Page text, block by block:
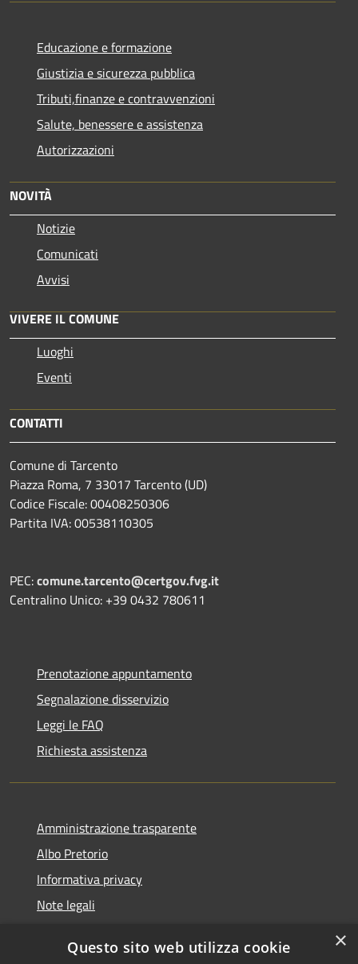
Educazione e formazione
Giustizia e sicurezza pubblica
Tributi,finanze e contravvenzioni
Salute, benessere e assistenza
Autorizzazioni
NOVITÀ
Notizie
Comunicati
Avvisi
VIVERE IL COMUNE
Luoghi
Eventi
CONTATTI
Comune di Tarcento
Piazza Roma, 7 33017 Tarcento (UD)
Codice Fiscale: 00408250306
Partita IVA: 00538110305
PEC:comune.tarcento@certgov.fvg.it
Centralino Unico: +39 0432 780611
Prenotazione appuntamento
Segnalazione disservizio
Leggi le FAQ
Richiesta assistenza
Amministrazione trasparente
Albo Pretorio
Informativa privacy
Note legali
Segnalazioni di inaccessibilità
×
Questo sito web utilizza cookie